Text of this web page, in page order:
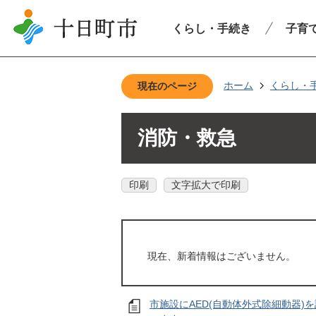
くらし・手続き 子育
現在のページ ホーム くらし・
消防・救急
印刷 文字拡大で印刷
現在、新着情報はございません。
市施設にAED(自動体外式除細動器)